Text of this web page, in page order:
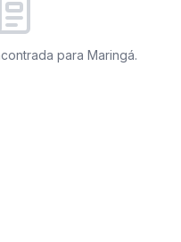
para Maringá.